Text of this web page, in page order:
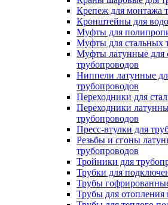
Крепеж для монтажа
Кронштейны для
Муфты для
Муфты для стальных
Муфты латунные для
трубопроводов
Ниппели латунные
трубопроводов
Переходники для
Переходники
трубопроводов
Пресс-втулки для
Резьбы и сгоны
трубопроводов
Тройники для
Трубки для
Трубы
Трубы для отопления